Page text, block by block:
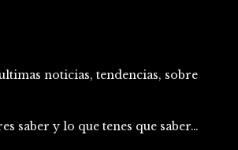
noticias, tendencias, sobre
saber y lo que tenes que saber…